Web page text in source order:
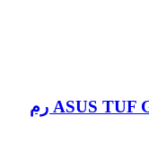
لپ‌تاپ استوک ASUS TUF Gaming F15 FX507 رم